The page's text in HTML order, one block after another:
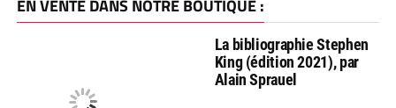
EN VENTE DANS NOTRE BOUTIQUE :
La bibliographie Stephen
King (édition 2021), par
Alain Sprauel